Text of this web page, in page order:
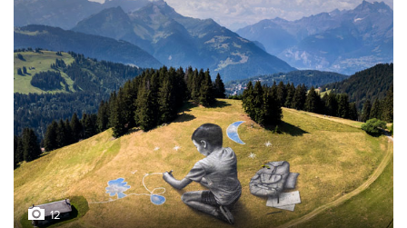
12